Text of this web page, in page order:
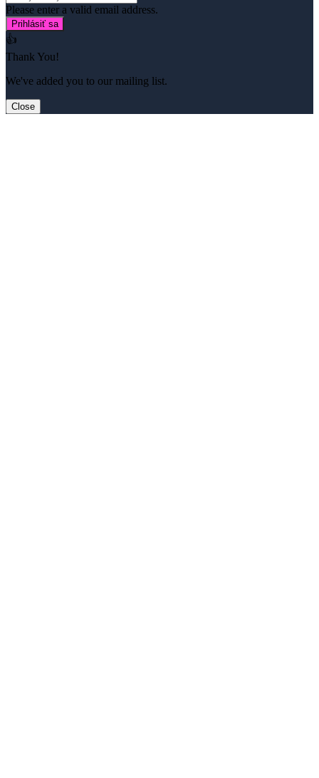
Please enter a valid email address.
Prihlásiť sa
👍
Thank You!
We've added you to our mailing list.
Close